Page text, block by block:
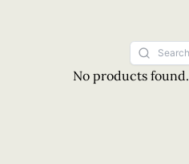
No products found.